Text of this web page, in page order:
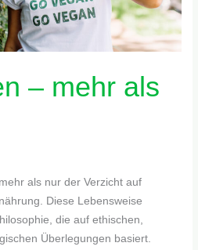
– mehr als
als nur der Verzicht auf
Diese Lebensweise
die auf ethischen,
Überlegungen basiert.